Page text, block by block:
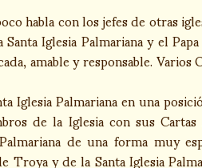
habla con los jefes de otras
Iglesia Palmariana y el
amable y responsable. Varios
Palmariana en una
de la Iglesia con sus
de una forma muy
y de la Santa Iglesia